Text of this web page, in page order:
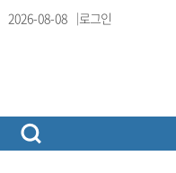
2026-08-08 로그인